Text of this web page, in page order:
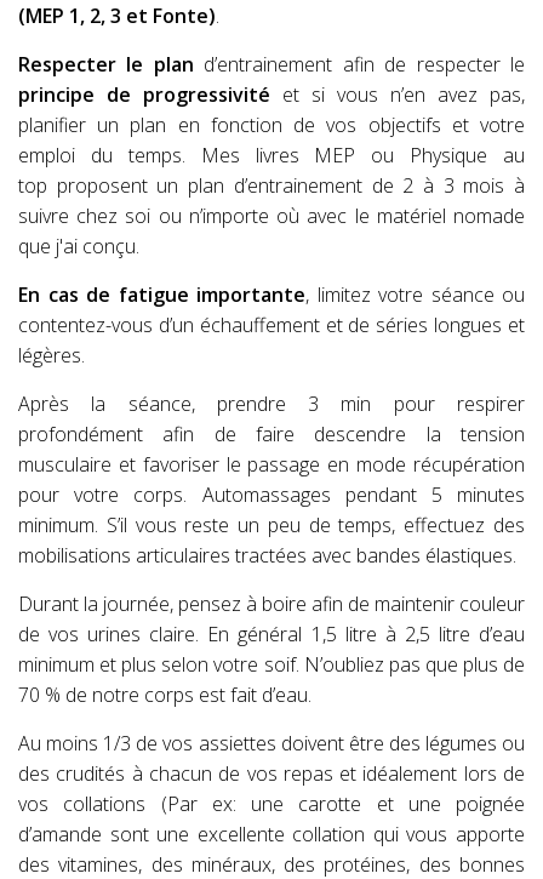
(MEP 1, 2, 3 et Fonte).
Respecter le plan d’entrainement afin de respecter le
principe de progressivité et si vous n’en avez pas,
planifier un plan en fonction de vos objectifs et votre
emploi du temps. Mes livres MEP ou Physique au
top proposent un plan d’entrainement de 2 à 3 mois à
suivre chez soi ou n’importe où avec le matériel nomade
que j'ai conçu.
En cas de fatigue importante, limitez votre séance ou
contentez-vous d’un échauffement et de séries longues et
légères.
Après la séance, prendre 3 min pour respirer
profondément afin de faire descendre la tension
musculaire et favoriser le passage en mode récupération
pour votre corps. Automassages pendant 5 minutes
minimum. S’il vous reste un peu de temps, effectuez des
mobilisations articulaires tractées avec bandes élastiques.
Durant la journée, pensez à boire afin de maintenir couleur
de vos urines claire. En général 1,5 litre à 2,5 litre d’eau
minimum et plus selon votre soif. N’oubliez pas que plus de
70 % de notre corps est fait d’eau.
Au moins 1/3 de vos assiettes doivent être des légumes ou
des crudités à chacun de vos repas et idéalement lors de
vos collations (Par ex: une carotte et une poignée
d’amande sont une excellente collation qui vous apporte
des vitamines, des minéraux, des protéines, des bonnes